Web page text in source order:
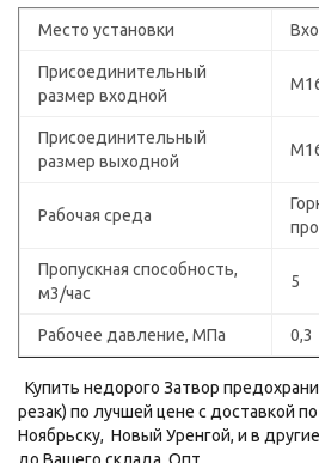
Место установки
Присоединительный
размер входной
Присоединительный
размер выходной
Рабочая среда
Пропускная способность,
м3/час
5
Рабочее давление, МПа 0,3
Купить недорого Затвор
резак) по лучшей цене с доставкой
Ноябрьску, Новый Уренгой, и в